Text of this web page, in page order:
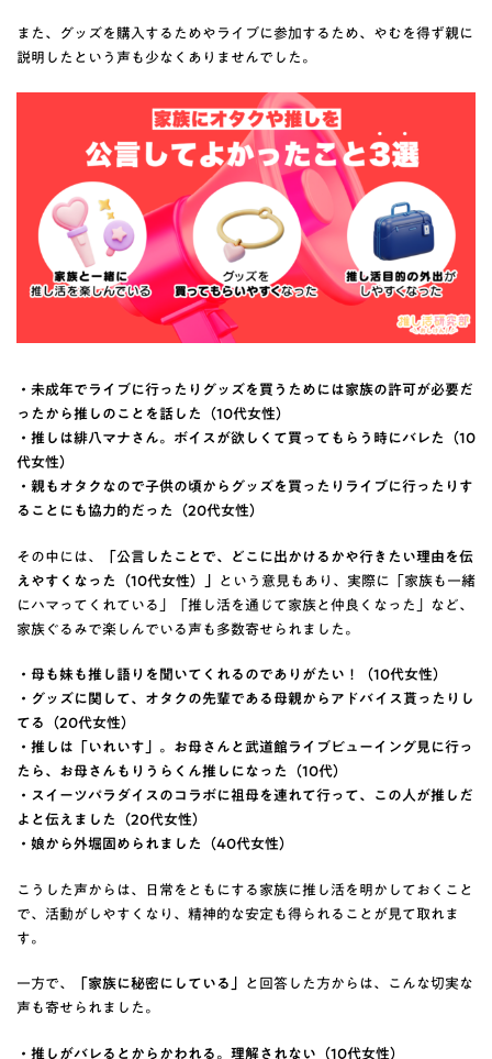
また、グッズを購入するためやライブに参加するため、やむを得ず親に
説明したという声も少なくありませんでした。
・未成年でライブに行ったりグッズを買うためには家族の許可が必要だ
ったから推しのことを話した（10代女性）
・推しは緋八マナさん。ボイスが欲しくて買ってもらう時にバレた（10
代女性）
・親もオタクなので子供の頃からグッズを買ったりライブに行ったりす
ることにも協力的だった（20代女性）
その中には、
「公言したことで、どこに出かけるかや行きたい理由を伝
えやすくなった（10代女性）」
という意見もあり、実際に「家族も一緒
にハマってくれている」「推し活を通じて家族と仲良くなった」など、
家族ぐるみで楽しんでいる声も多数寄せられました。
・母も妹も推し語りを聞いてくれるのでありがたい！（10代女性）
・グッズに関して、オタクの先輩である母親からアドバイス貰ったりし
てる（20代女性）
・推しは「いれいす」。お母さんと武道館ライブビューイング見に行っ
たら、お母さんもりうらくん推しになった（10代）
・スイーツパラダイスのコラボに祖母を連れて行って、この人が推しだ
よと伝えました（20代女性）
・娘から外堀固められました（40代女性）
こうした声からは、日常をともにする家族に推し活を明かしておくこと
で、活動がしやすくなり、精神的な安定も得られることが見て取れま
す。
一方で、 「家族に秘密にしている」
と回答した方からは、こんな切実な
声も寄せられました。
・推しがバレるとからかわれる。理解されない（10代女性）